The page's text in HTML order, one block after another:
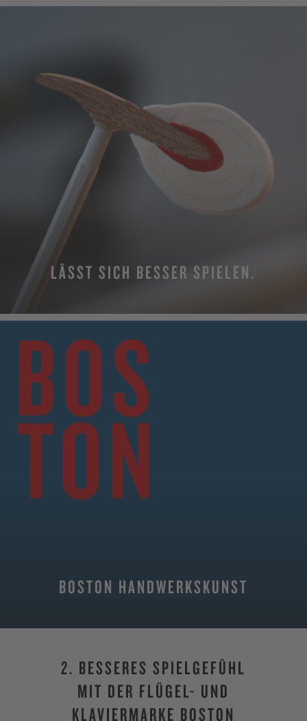
LÄSST SICH BESSER SPIELEN.
BOSTON HANDWERKSKUNST
2. BESSERES SPIELGEFÜHL
MIT DER FLÜGEL- UND
KLAVIERMARKE BOSTON